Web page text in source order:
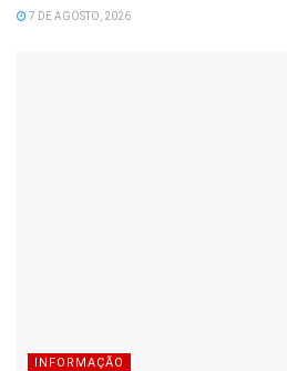
7 DE AGOSTO, 2026
INFORMAÇÃO